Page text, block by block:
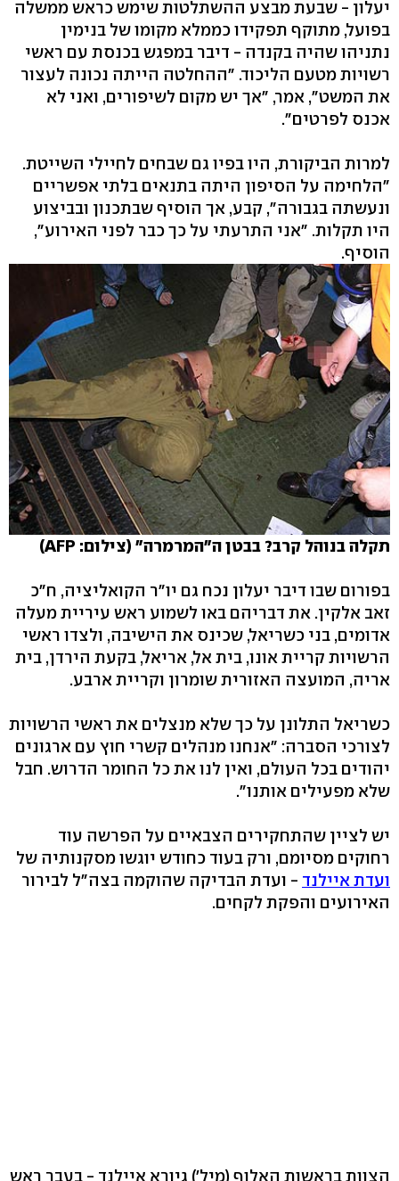
יעלון - שבעת מבצע ההשתלטות שימש כראש ממשלה
בפועל, מתוקף תפקידו כממלא מקומו של בנימין
נתניהו שהיה בקנדה - דיבר במפגש בכנסת עם ראשי
רשויות מטעם הליכוד. "ההחלטה הייתה נכונה לעצור
את המשט", אמר, "אך יש מקום לשיפורים, ואני לא
אכנס לפרטים".
למרות הביקורת, היו בפיו גם שבחים לחיילי השייטת.
"הלחימה על הסיפון היתה בתנאים בלתי אפשריים
ונעשתה בגבורה", קבע, אך הוסיף שבתכנון ובביצוע
היו תקלות. "אני התרעתי על כך כבר לפני האירוע",
הוסיף.
תקלה בנוהל קרב? בבטן ה"המרמרה" (צילום: AFP)
בפורום שבו דיבר יעלון נכח גם יו"ר הקואליציה, ח"כ
זאב אלקין. את דבריהם באו לשמוע ראש עיריית מעלה
אדומים, בני כשריאל, שכינס את הישיבה, ולצדו ראשי
הרשויות קריית אונו, בית אל, אריאל, בקעת הירדן, בית
אריה, המועצה האזורית שומרון וקריית ארבע.
כשריאל התלונן על כך שלא מנצלים את ראשי הרשויות
לצורכי הסברה: "אנחנו מנהלים קשרי חוץ עם ארגונים
יהודים בכל העולם, ואין לנו את כל החומר הדרוש. חבל
שלא מפעילים אותנו".
יש לציין שהתחקירים הצבאיים על הפרשה עוד
רחוקים מסיומם, ורק בעוד כחודש יוגשו מסקנותיה של
ועדת איילנד - ועדת הבדיקה שהוקמה בצה"ל לבירור
האירועים והפקת לקחים.
הצוות בראשות האלוף (מיל') גיורא איילנד - בעבר ראש